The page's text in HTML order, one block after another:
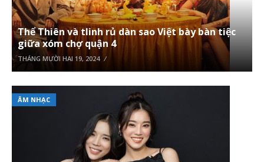
Thể Thiên và tlinh rủ dàn sao Việt bày bàn tiệc
giữa xóm chợ quận 4
THÁNG MƯỜI HAI 19, 2024
ÂM NHẠC